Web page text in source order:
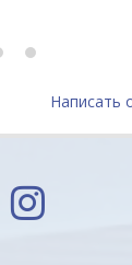
3
Написать